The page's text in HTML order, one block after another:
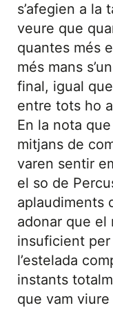
s’afegien a la
veure que
quantes més
més mans
final, igual que
entre tots ho
En la nota
mitjans de
varen sentir
el so de
aplaudiments
adonar que el
insuficient
l’estelada
instants
que vam